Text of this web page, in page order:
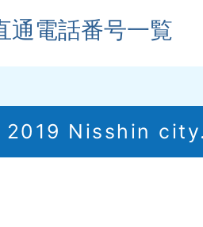
通電話番号一覧
Nisshin